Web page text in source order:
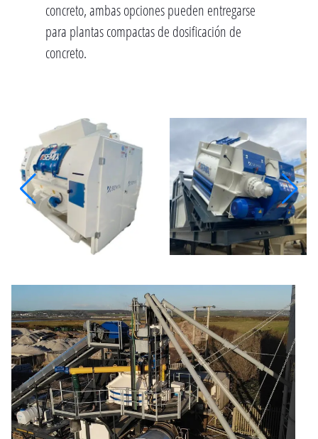
concreto, ambas opciones pueden entregarse
para plantas compactas de dosificación de
concreto.